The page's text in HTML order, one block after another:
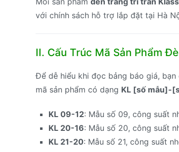
với chính sách hỗ trợ lắp đặt tại Hà
II. Cấu Trúc Mã Sản Phẩm
Để dễ hiểu khi đọc bảng báo giá,
mã sản phẩm có dạng KL [số mẫu]-
KL 09-12: Mẫu số 09, công suất
KL 20-16: Mẫu số 20, công suất
KL 21-20: Mẫu số 21, công suất